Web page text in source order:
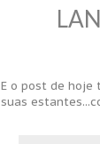
E o post de hoje
suas